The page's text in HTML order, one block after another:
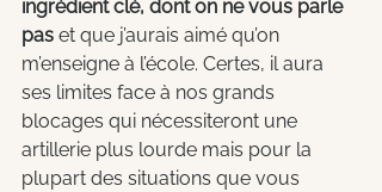
ingrédient clé, dont on ne vous parle
pas et que j’aurais aimé qu’on
m’enseigne à l’école. Certes, il aura
ses limites face à nos grands
blocages qui nécessiteront une
artillerie plus lourde mais pour la
plupart des situations que vous